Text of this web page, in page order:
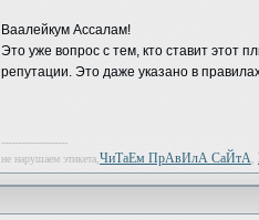
Ваалейкум Ассалам!
Это уже вопрос с тем, кто ставит этот
репутации. Это даже указано в
--------------------
не нарушаем этикета, ЧиТаЕм ПрАвИлА СаЙтА